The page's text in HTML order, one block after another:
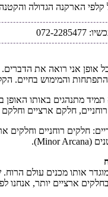
הארקנה הגדולה
78 במספר והם מייצגים את 78 ההוויות מהן
והמימוש בחיים.
מתנהגים באותו
חלקם ארציים וחלקם
חלקים רוחניים וחלקים
אותו מכנים עולם
בחלקים ארציים יותר,